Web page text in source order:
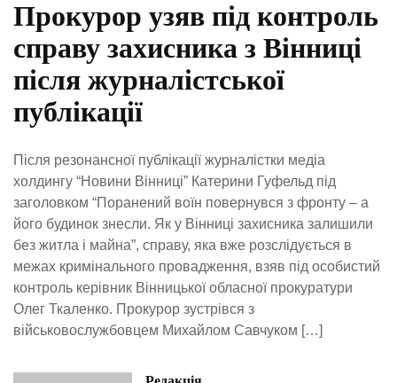
Прокурор узяв під контроль
справу захисника з Вінниці
після журналістської
публікації
Після резонансної публікації журналістки медіа
холдингу “Новини Вінниці” Катерини Гуфельд під
заголовком “Поранений воїн повернувся з фронту – а
його будинок знесли. Як у Вінниці захисника залишили
без житла і майна”, справу, яка вже розслідується в
межах кримінального провадження, взяв під особистий
контроль керівник Вінницької обласної прокуратури
Олег Ткаленко. Прокурор зустрівся з
військовослужбовцем Михайлом Савчуком […]